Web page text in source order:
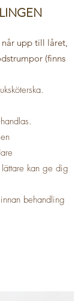
upp till låret,
(finns
kan ge dig
behandling